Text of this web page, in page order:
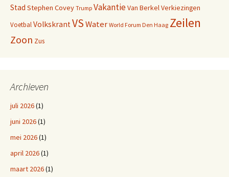
Stad Stephen Covey Trump VakantieVan BerkelVerkiezingen
VoetbalVolkskrantVSWater World Forum Den Haag Zeilen
Zoon Zus
Archieven
juli 2026(1)
juni 2026(1)
mei 2026(1)
april 2026(1)
maart 2026(1)